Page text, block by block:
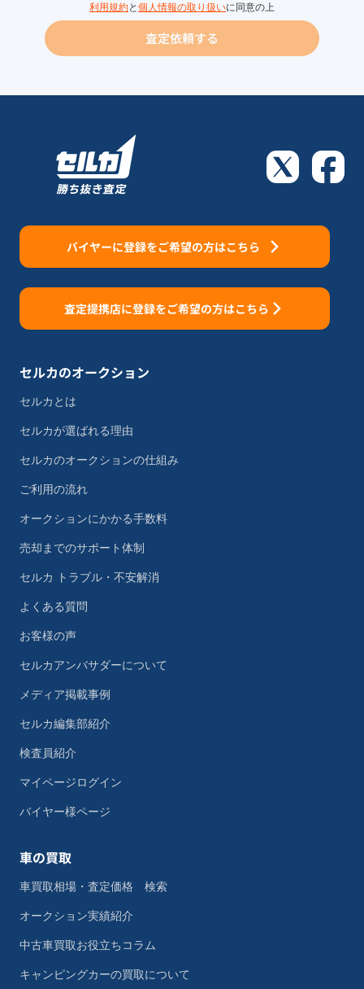
利用規約と 個人情報の取り扱いに同意の上
査定依頼する
バイヤーに登録をご希望の方はこちら
査定提携店に登録をご希望の方はこちら
セルカのオークション
セルカとは
セルカが選ばれる理由
セルカのオークションの仕組み
ご利用の流れ
オークションにかかる手数料
売却までのサポート体制
セルカ トラブル・不安解消
よくある質問
お客様の声
セルカアンバサダーについて
メディア掲載事例
セルカ編集部紹介
検査員紹介
マイページログイン
バイヤー様ページ
車の買取
車買取相場・査定価格 検索
オークション実績紹介
中古車買取お役立ちコラム
キャンピングカーの買取について